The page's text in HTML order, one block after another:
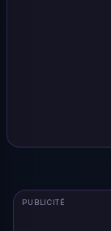
PUBLICITÉ